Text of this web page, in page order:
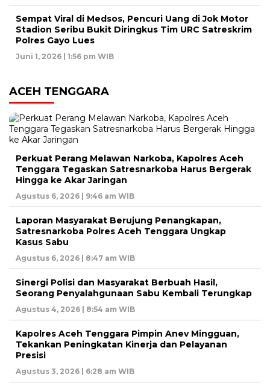
Sempat Viral di Medsos, Pencuri Uang di Jok Motor
Stadion Seribu Bukit Diringkus Tim URC Satreskrim
Polres Gayo Lues
Juni 1, 2026 | 1:56 pm WIB
ACEH TENGGARA
Perkuat Perang Melawan Narkoba, Kapolres Aceh
Tenggara Tegaskan Satresnarkoba Harus Bergerak
Hingga ke Akar Jaringan
Agustus 6, 2026 | 9:46 am WIB
Laporan Masyarakat Berujung Penangkapan,
Satresnarkoba Polres Aceh Tenggara Ungkap
Kasus Sabu
Agustus 6, 2026 | 8:47 am WIB
Sinergi Polisi dan Masyarakat Berbuah Hasil,
Seorang Penyalahgunaan Sabu Kembali Terungkap
Agustus 4, 2026 | 8:54 am WIB
Kapolres Aceh Tenggara Pimpin Anev Mingguan,
Tekankan Peningkatan Kinerja dan Pelayanan
Presisi
Agustus 3, 2026 | 6:28 am WIB